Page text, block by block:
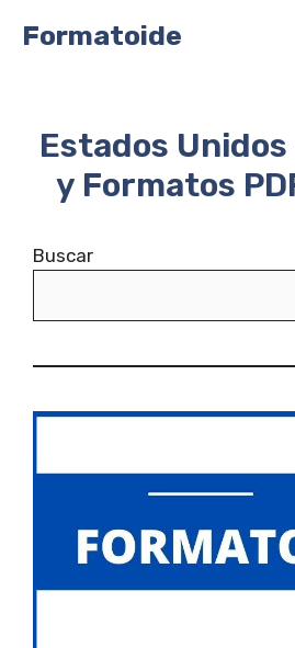
Formatoide
Estados Unidos
y Formatos
Buscar